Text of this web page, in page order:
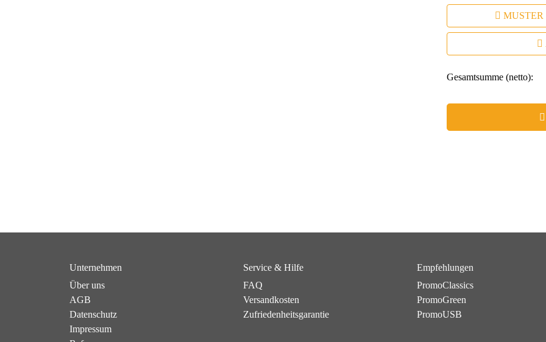
MUSTER
Gesamtsumme (netto):
Unternehmen
Über uns
AGB
Datenschutz
Impressum
Service & Hilfe
FAQ
Versandkosten
Zufriedenheitsgarantie
Empfehlungen
PromoClassics
PromoGreen
PromoUSB